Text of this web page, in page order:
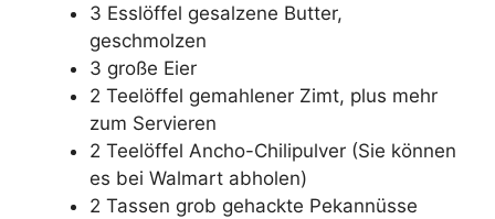
3 Esslöffel gesalzene Butter,
geschmolzen
3 große Eier
2 Teelöffel gemahlener Zimt, plus mehr
zum Servieren
2 Teelöffel Ancho-Chilipulver (Sie können
es bei Walmart abholen)
2 Tassen grob gehackte Pekannüsse